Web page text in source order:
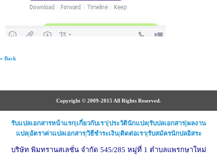
« Back
Copyright © 2009-2015 All Rights Reserved.
รับแปลเอกสารหน้าแรก|เกี่ยวกับเรา|ประวัตินักแปล|รับปลเอกสาร|ผลงาน
แปล|อัตราค่าแปลเอกสาร|วิธีชำระเงิน|ติดต่อเรา|รับสมัครนักปลอิสระ
บริษัท พิมทรานสเลชั่น จำกัด 545/285 หมู่ที่ 1 ตำบลแพรกษาใหม่